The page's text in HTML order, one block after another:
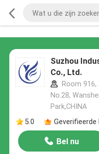
Suzhou
Co., Ltd.
Room
No.28,
Park,CHINA
5.0
Geverifieerde
Bel nu